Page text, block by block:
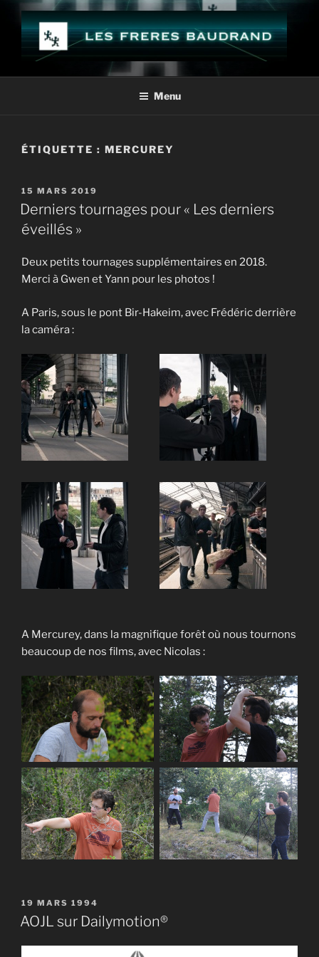
Aller
contenu
principal
LES FRÈRES BAUDRAND
Menu
ÉTIQUETTE : MERCUREY
PUBLIÉ
LE
15 MARS 2019
Derniers tournages pour « Les derniers
éveillés »
Deux petits tournages supplémentaires en 2018.
Merci à Gwen et Yann pour les photos !
A Paris, sous le pont Bir-Hakeim, avec Frédéric derrière
la caméra :
A Mercurey, dans la magnifique forêt où nous tournons
beaucoup de nos films, avec Nicolas :
PUBLIÉ
LE
19 MARS 1994
AOJL sur Dailymotion®